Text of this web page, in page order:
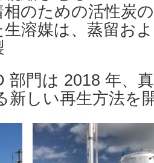
のための活性炭
生溶媒は、蒸留お
部門は 2018 年、
新しい再生方法を